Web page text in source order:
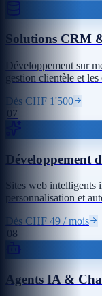
Solutions CRM
Développement sur
gestion clientèle et
Dès CHF 1'500
07
Développement
Sites web intelligents
personnalisation et
Dès CHF 49 / mois
08
Agents IA &